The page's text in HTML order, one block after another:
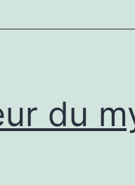
?
du